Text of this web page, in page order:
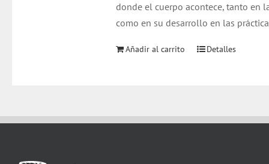
donde el cuerpo acontece, tanto en
como en su desarrollo en las
Añadir al carrito Detalles